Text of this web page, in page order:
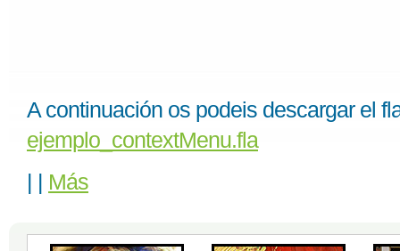
A continuación os podeis descargar el
ejemplo_contextMenu.fla
| | Más